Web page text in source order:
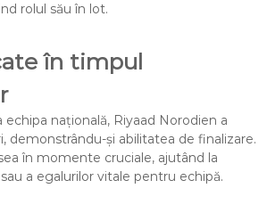
rolul său în lot.
în timpul
națională, Riyaad Norodien a
demonstrându-și abilitatea de finalizare.
în momente cruciale, ajutând la
a egalurilor vitale pentru echipă.